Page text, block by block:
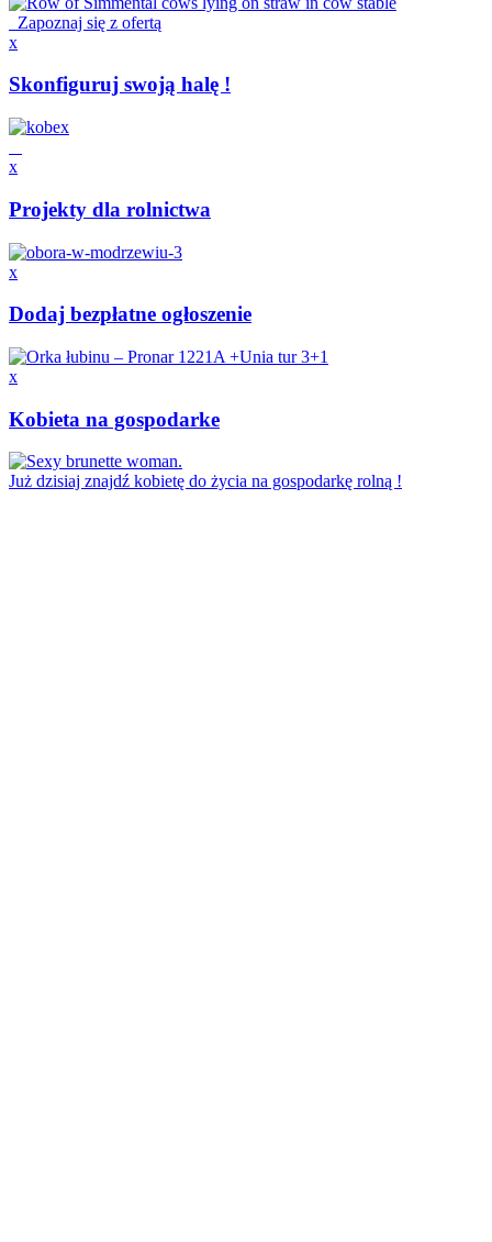
Zapoznaj się z ofertą
x
Skonfiguruj swoją halę !
x
Projekty dla rolnictwa
x
Dodaj bezpłatne ogłoszenie
x
Kobieta na gospodarke
Już dzisiaj znajdź kobietę do życia na gospodarkę rolną !